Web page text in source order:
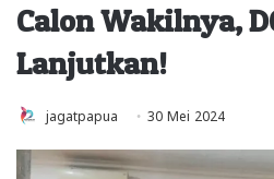
Calon Wakilnya,
Lanjutkan!
jagatpapua 30 Mei 2024